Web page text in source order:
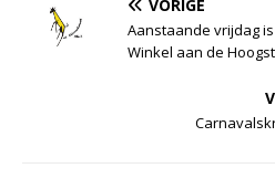
VORIGE
Aanstaande vrijdag
Winkel aan de